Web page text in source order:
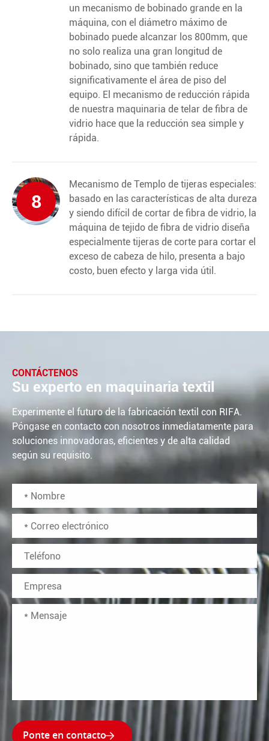
un mecanismo de bobinado grande en la
máquina, con el diámetro máximo de
bobinado puede alcanzar los 800mm, que
no solo realiza una gran longitud de
bobinado, sino que también reduce
significativamente el área de piso del
equipo. El mecanismo de reducción rápida
de nuestra maquinaria de telar de fibra de
vidrio hace que la reducción sea simple y
rápida.
8
Mecanismo de Templo de tijeras especiales:
basado en las características de alta dureza
y siendo difícil de cortar de fibra de vidrio, la
máquina de tejido de fibra de vidrio diseña
especialmente tijeras de corte para cortar el
exceso de cabeza de hilo, presenta a bajo
costo, buen efecto y larga vida útil.
CONTÁCTENOS
Su experto en maquinaria textil
Experimente el futuro de la fabricación textil con RIFA.
Póngase en contacto con nosotros inmediatamente para
soluciones innovadoras, eficientes y de alta calidad
según su requisito.
